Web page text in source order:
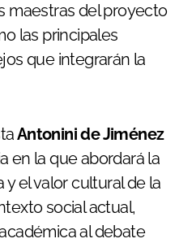
maestras del proyecto
las principales
que integrarán la
Antonini de Jiménez
en la que abordará la
el valor cultural de la
social actual,
al debate